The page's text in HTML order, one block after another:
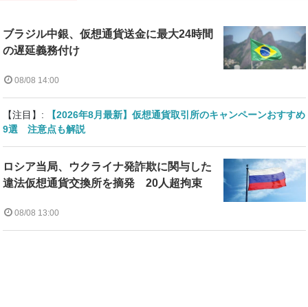
ブラジル中銀、仮想通貨送金に最大24時間
の遅延義務付け
08/08 14:00
【注目】:
【2026年8月最新】仮想通貨取引所のキャンペーンおすすめ
9選 注意点も解説
ロシア当局、ウクライナ発詐欺に関与した
違法仮想通貨交換所を摘発 20人超拘束
08/08 13:00